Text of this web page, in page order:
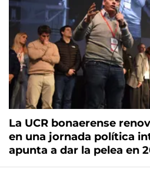
La UCR bonaerense
en una jornada política
apunta a dar la pelea en